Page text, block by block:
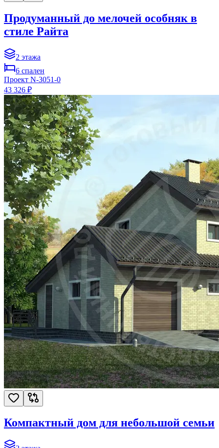
Продуманный до мелочей особняк в
стиле Райта
2 этажа
6 спален
Проект N-3051-0
43 326 ₽
Компактный дом для небольшой семьи